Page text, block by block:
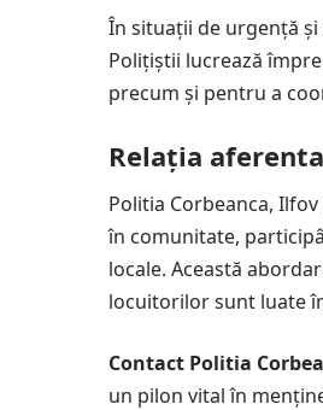
În situații de urgență
Polițiștii lucrează
precum și pentru a
Relația
Politia Corbeanca,
în comunitate,
locale. Această
locuitorilor sunt luate
Contact Politia
un pilon vital în